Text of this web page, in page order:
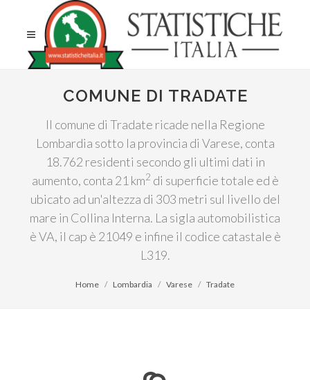
COMUNE DI TRADATE
Il comune di Tradate ricade nella Regione
Lombardia sotto la provincia di Varese, conta
18.762 residenti secondo gli ultimi dati in
aumento, conta 21 km2 di superficie totale ed è
ubicato ad un'altezza di 303 metri sul livello del
mare in Collina Interna. La sigla automobilistica
è VA, il cap è 21049 e infine il codice catastale è
L319.
Home Lombardia Varese Tradate